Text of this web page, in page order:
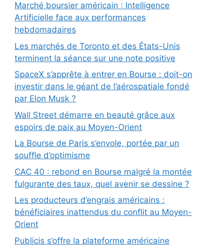
Marché boursier américain : Intelligence
Artificielle face aux performances
hebdomadaires
Les marchés de Toronto et des États-Unis
terminent la séance sur une note positive
SpaceX s’apprête à entrer en Bourse : doit-on
investir dans le géant de l’aérospatiale fondé
par Elon Musk ?
Wall Street démarre en beauté grâce aux
espoirs de paix au Moyen-Orient
La Bourse de Paris s’envole, portée par un
souffle d’optimisme
CAC 40 : rebond en Bourse malgré la montée
fulgurante des taux, quel avenir se dessine ?
Les producteurs d’engrais américains :
bénéficiaires inattendus du conflit au Moyen-
Orient
Publicis s’offre la plateforme américaine